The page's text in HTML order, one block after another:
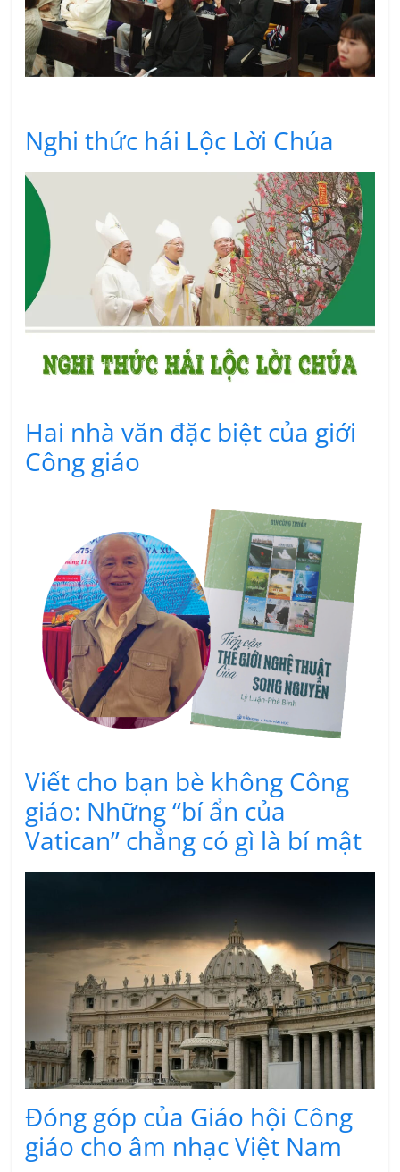
Nghi thức hái Lộc Lời Chúa
Hai nhà văn đặc biệt của giới
Công giáo
Viết cho bạn bè không Công
giáo: Những “bí ẩn của
Vatican” chẳng có gì là bí mật
Ðóng góp của Giáo hội Công
giáo cho âm nhạc Việt Nam